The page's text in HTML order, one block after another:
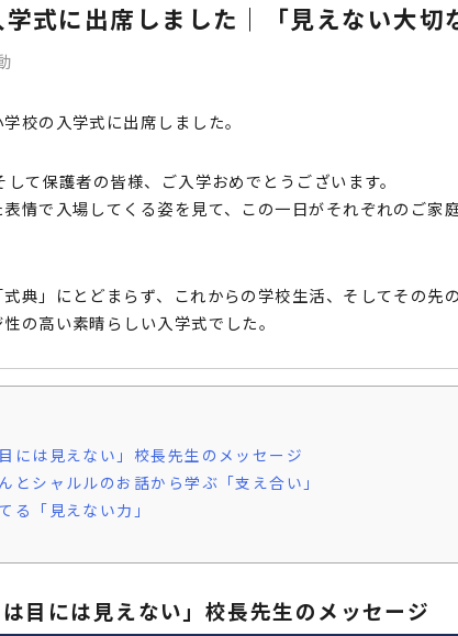
式に出席しました｜「見えない大切
校の入学式に出席しました。
て保護者の皆様、ご入学おめでとうございます。
情で入場してくる姿を見て、この一日がそれぞれのご家
典」にとどまらず、これからの学校生活、そしてその先
の高い素晴らしい入学式でした。
には見えない」校長先生のメッセージ
とシャルルのお話から学ぶ「支え合い」
る「見えない力」
は目には見えない」校長先生のメッセージ